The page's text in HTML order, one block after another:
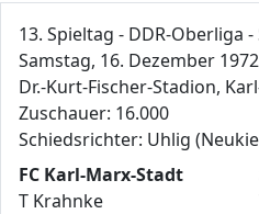
13. Spieltag - DDR-Oberliga
Samstag, 16. Dezember
Dr.-Kurt-Fischer-Stadion,
Zuschauer: 16.000
Schiedsrichter: Uhlig
FC Karl-Marx-Stadt
T Krahnke